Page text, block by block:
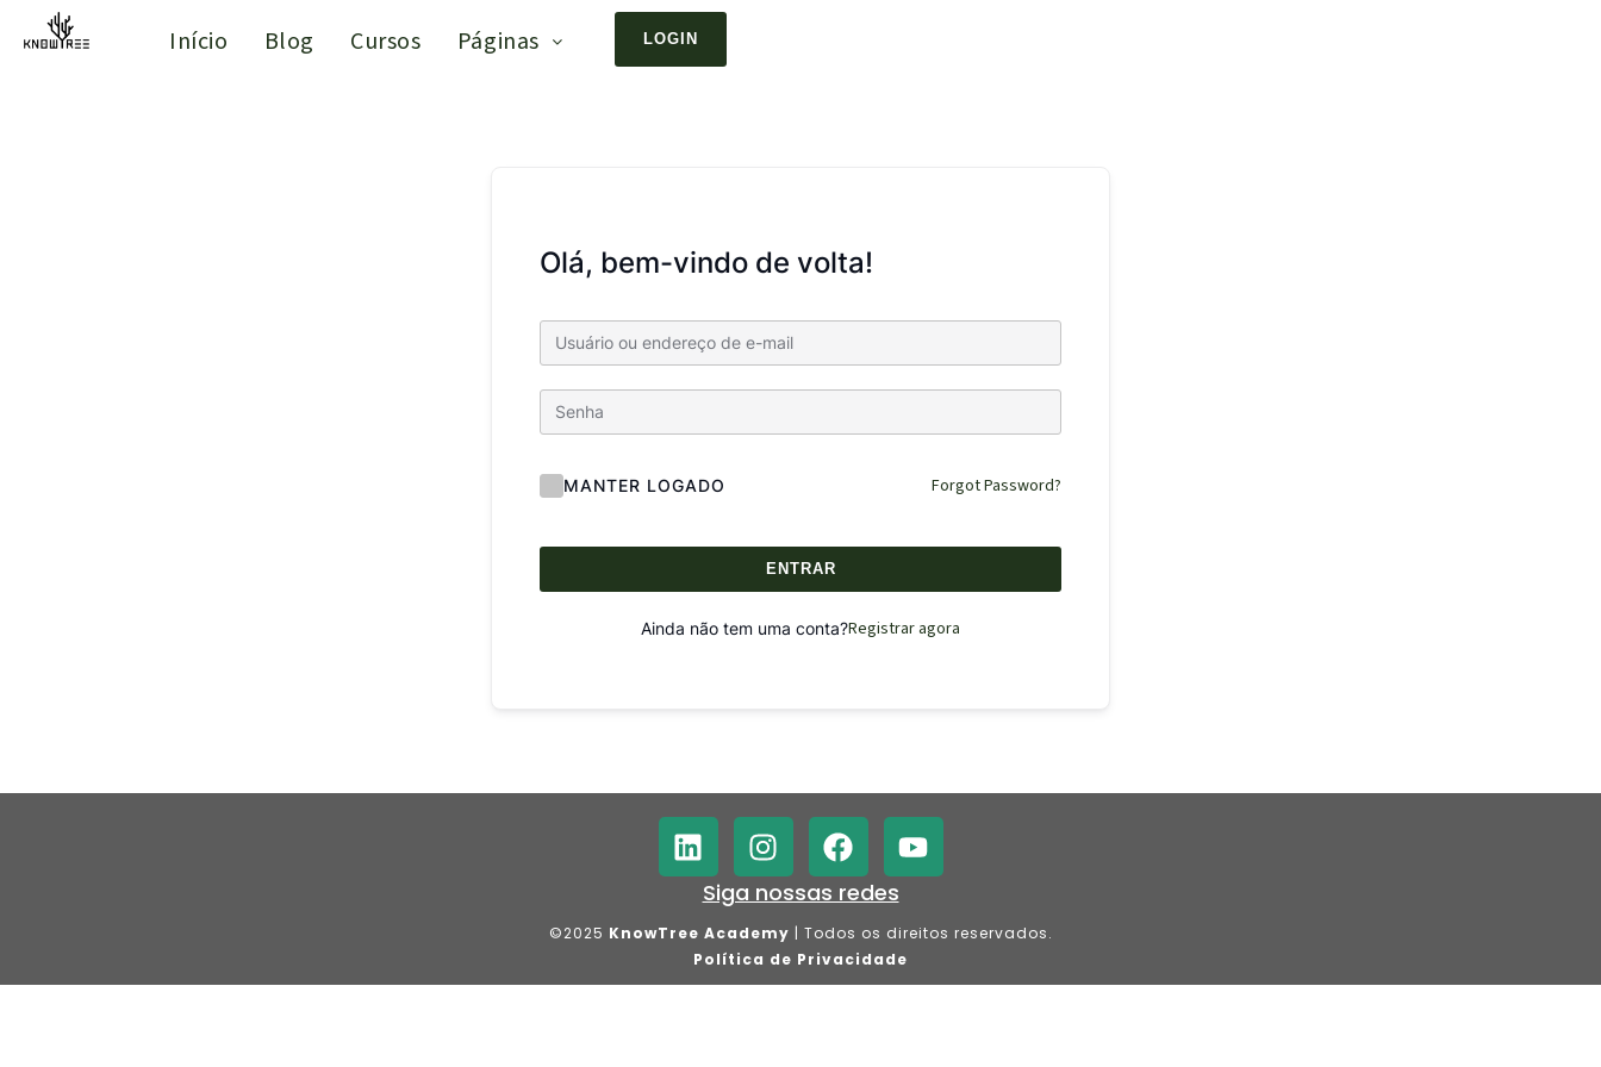
Início Blog Cursos Páginas LOGIN
Olá, bem-vindo de volta!
MANTER LOGADO Forgot Password?
ENTRAR
Ainda não tem uma conta?Registrar agora
Siga nossas redes
©2025 KnowTree Academy | Todos os direitos reservados.
Política de Privacidade